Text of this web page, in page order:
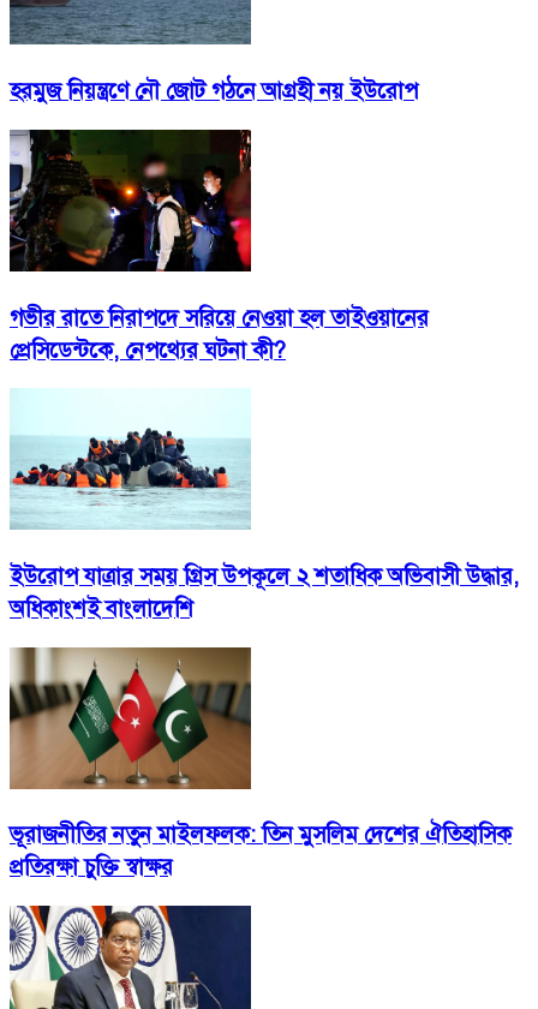
হরমুজ নিয়ন্ত্রণে নৌ জোট গঠনে আগ্রহী নয় ইউরোপ
গভীর রাতে নিরাপদে সরিয়ে নেওয়া হল তাইওয়ানের
প্রেসিডেন্টকে, নেপথ্যের ঘটনা কী?
ইউরোপ যাত্রার সময় গ্রিস উপকূলে ২ শতাধিক অভিবাসী উদ্ধার,
অধিকাংশই বাংলাদেশি
ভূরাজনীতির নতুন মাইলফলক: তিন মুসলিম দেশের ঐতিহাসিক
প্রতিরক্ষা চুক্তি স্বাক্ষর